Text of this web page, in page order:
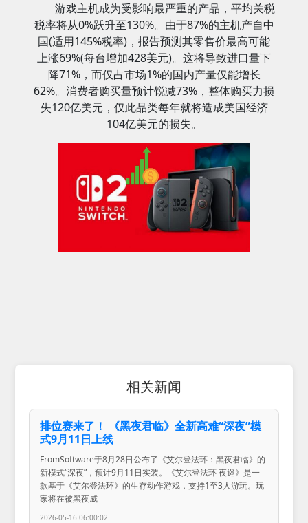
游戏主机成为受影响最严重的产品，平均关税
税率将从0%跃升至130%。由于87%的主机产自中
国(适用145%税率)，报告预测其零售价最高可能
上涨69%(每台增加428美元)。这将导致进口量下
降71%，而仅占市场1%的国内产量仅能增长
62%。消费者购买量预计锐减73%，整体购买力损
失120亿美元，仅此品类每年就将造成美国经济
104亿美元的损失。
相关新闻
排位赛来了！ 《黑夜君临》全新高难“深夜”模
式9月11日上线
FromSoftware于8月28日公布了《艾尔登法环：黑夜君临》的
新模式“深夜”，预计9月11日实装。《艾尔登法环 夜巡》是一
款基于《艾尔登法环》的生存动作游戏，支持1至3人游玩。玩
家将在被黑夜威
2026-05-16 06:00:02